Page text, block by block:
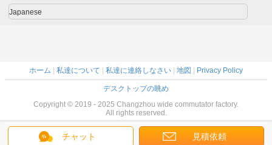
チャット 見積依頼
Japanese
ホーム 私達について 私達に連絡しなさい 地図 Privacy Policy
デスクトップの眺め
Copyright © 2019 - 2025 Changzhou wide commutator factory.
All rights reserved.